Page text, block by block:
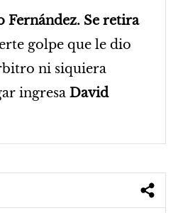
Fernández. Se retira
golpe que le dio
ni siquiera
ingresa David